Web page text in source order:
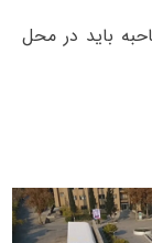
باید در محل